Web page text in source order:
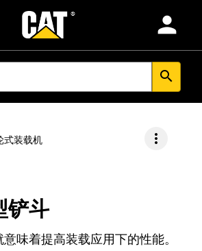
person
search
式装载机 more_vert
铲斗
味着提高装载应用下的性能。